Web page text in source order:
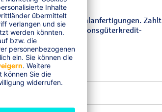
und liefert auch Spezialanfertigungen. Zahlt
Die R+V-Investitionsgüterkredit-
aus speziellen